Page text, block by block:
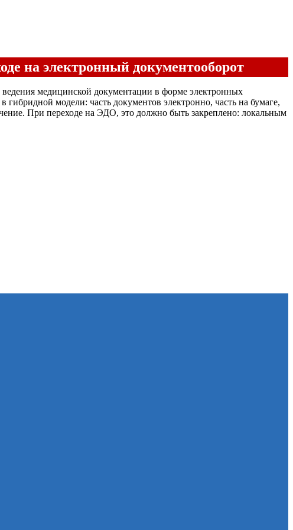
на электронный документооборот
медицинской документации в форме электронных
модели: часть документов электронно, часть на бумаге,
При переходе на ЭДО, это должно быть закреплено: локальным